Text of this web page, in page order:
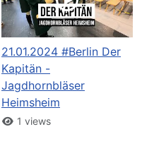
21.01.2024 #Berlin Der
Kapitän -
Jagdhornbläser
Heimsheim
1 views